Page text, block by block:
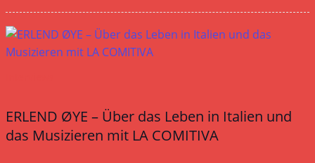
ERLEND ØYE – Über das Leben in Italien und
das Musizieren mit LA COMITIVA